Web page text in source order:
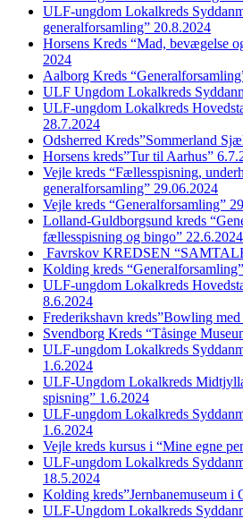
ULF-ungdom Lokalkreds
generalforsamling” 20.8.2024
Horsens Kreds “Mad, bevægelse
2024
Aalborg Kreds
ULF Ungdom Lokalkreds
ULF-ungdom Lokalkreds
28.7.2024
Odsherred Kreds”Sommerland
Horsens kreds”Tur til Aarhus”
Vejle kreds “Fællesspisning,
generalforsamling” 29.06.2024
Vejle kreds “Generalforsamling”
Lolland-Guldborgsund kreds
fællesspisning og bingo” 22.6.2024
Favrskov KREDSEN
Kolding kreds
ULF-ungdom Lokalkreds
8.6.2024
Frederikshavn kreds”Bowling
Svendborg Kreds “Tåsinge
ULF-ungdom Lokalkreds
1.6.2024
ULF-Ungdom Lokalkreds
spisning” 1.6.2024
ULF-ungdom Lokalkreds
1.6.2024
Vejle kreds kursus i “Mine egne
ULF-ungdom Lokalkreds
18.5.2024
Kolding kreds”Jernbanemuseum i
ULF-Ungdom Lokalkreds